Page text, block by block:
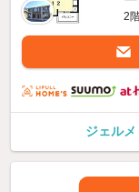
2
ジェル